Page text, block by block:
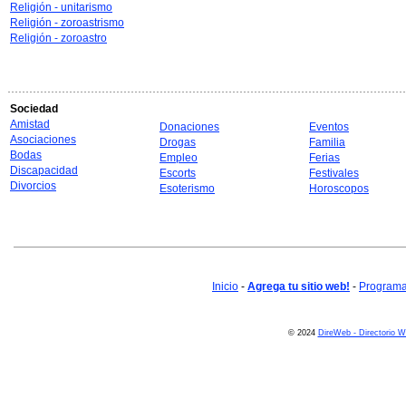
Religión - unitarismo
Religión - zoroastrismo
Religión - zoroastro
Sociedad
Amistad
Asociaciones
Bodas
Discapacidad
Divorcios
Donaciones
Drogas
Empleo
Escorts
Esoterismo
Eventos
Familia
Ferias
Festivales
Horoscopos
Inicio - Agrega tu sitio web! -
© 2024 DireWeb - Directorio